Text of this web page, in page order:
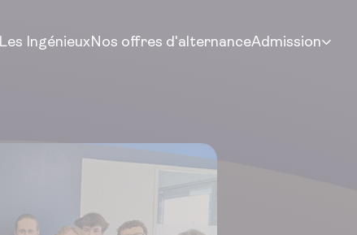
Les IngénieuxNos offres d'alternanceAdmission